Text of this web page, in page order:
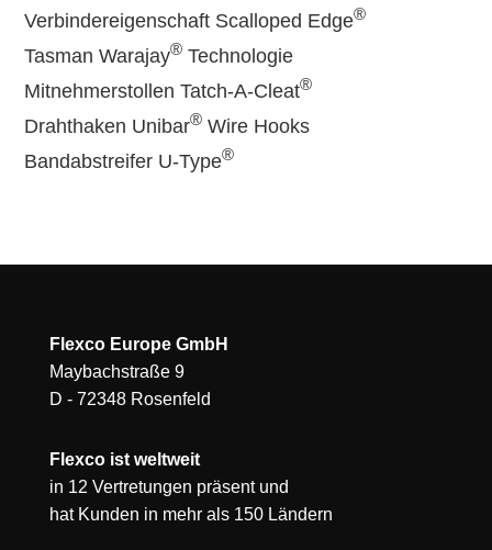
Verbindereigenschaft Scalloped Edge®
Tasman Warajay® Technologie
Mitnehmerstollen Tatch-A-Cleat®
Drahthaken Unibar® Wire Hooks
Bandabstreifer U-Type®
Flexco Europe GmbH
Maybachstraße 9
D - 72348 Rosenfeld
Flexco ist weltweit
in 12 Vertretungen präsent und
hat Kunden in mehr als 150 Ländern